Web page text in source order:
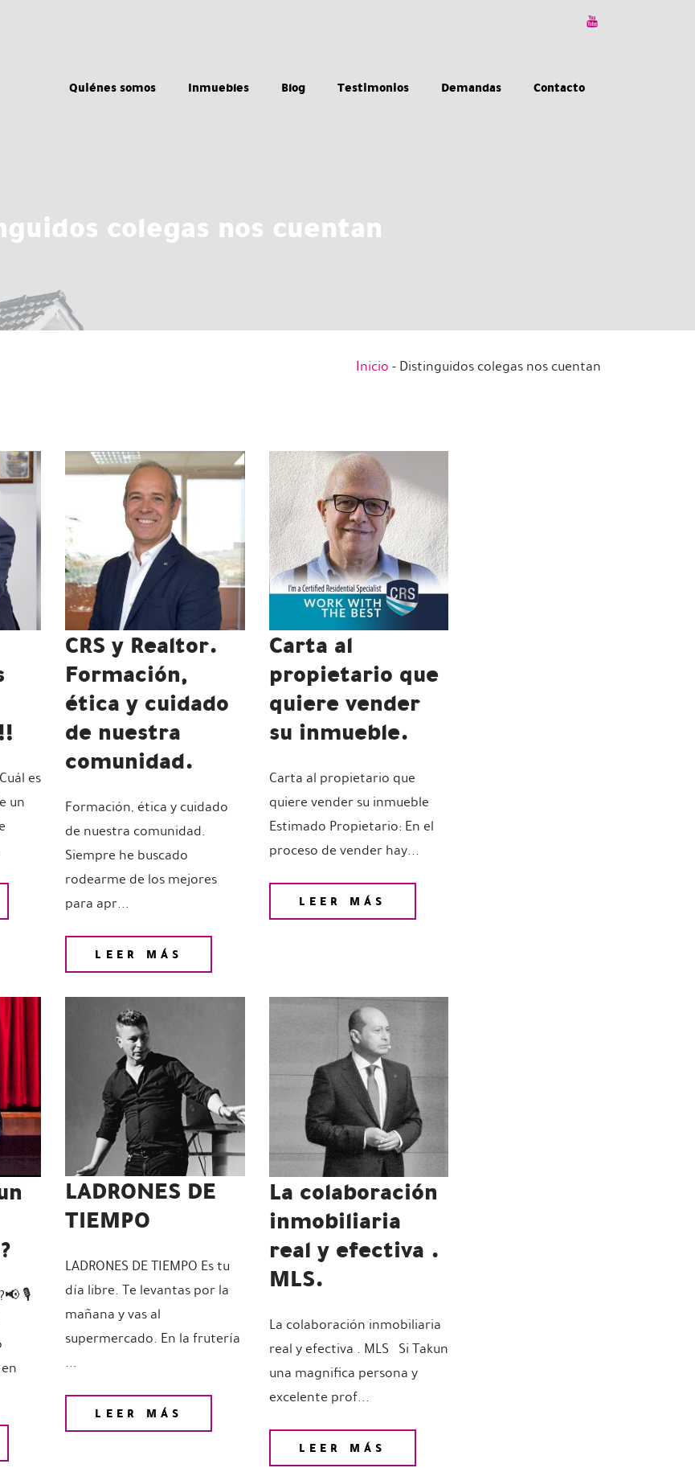
Quiénes somos Inmuebles Blog Testimonios Demandas Contacto
colegas nos cuentan
Inicio - Distinguidos colegas nos cuentan
es
un
CRS y Realtor.
Formación,
ética y cuidado
de nuestra
comunidad.
Formación, ética y cuidado
de nuestra comunidad.
Siempre he buscado
rodearme de los mejores
para apr...
LEER MÁS
Carta al
propietario que
quiere vender
su inmueble.
Carta al propietario que
quiere vender su inmueble
Estimado Propietario: En el
proceso de vender hay...
LEER MÁS
🎙
LADRONES DE
TIEMPO
LADRONES DE TIEMPO Es tu
día libre. Te levantas por la
mañana y vas al
supermercado. En la frutería
...
LEER MÁS
La colaboración
inmobiliaria
real y efectiva .
MLS.
La colaboración inmobiliaria
real y efectiva . MLS Si Takun
una magnifica persona y
excelente prof...
LEER MÁS